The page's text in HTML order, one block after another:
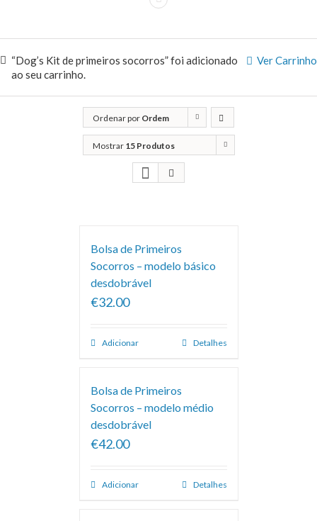
Ver Carrinho
“Dog’s Kit de primeiros socorros” foi adicionado
ao seu carrinho.
Ordenar por Ordem
predefinida
Mostrar 15 Produtos
Bolsa de Primeiros
Socorros – modelo básico
desdobrável
€32.00
Adicionar Detalhes
Bolsa de Primeiros
Socorros – modelo médio
desdobrável
€42.00
Adicionar Detalhes